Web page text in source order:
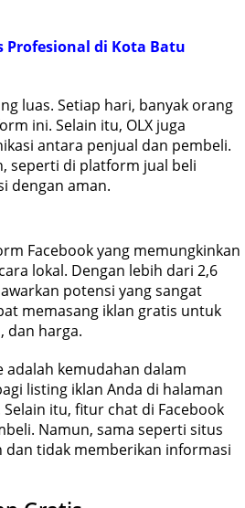
Profesional di Kota Batu
luas. Setiap hari, banyak orang
ini. Selain itu, OLX juga
antara penjual dan pembeli.
seperti di platform jual beli
dengan aman.
Facebook yang memungkinkan
lokal. Dengan lebih dari 2,6
potensi yang sangat
memasang iklan gratis untuk
dan harga.
kemudahan dalam
listing iklan Anda di halaman
Selain itu, fitur chat di Facebook
Namun, sama seperti situs
dan tidak memberikan informasi